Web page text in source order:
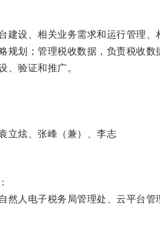
建设、相关业务需求和运行管理
规划；管理税收数据，负责税收
、验证和推广。
立炫、张峰（兼）、李志
然人电子税务局管理处、云平台